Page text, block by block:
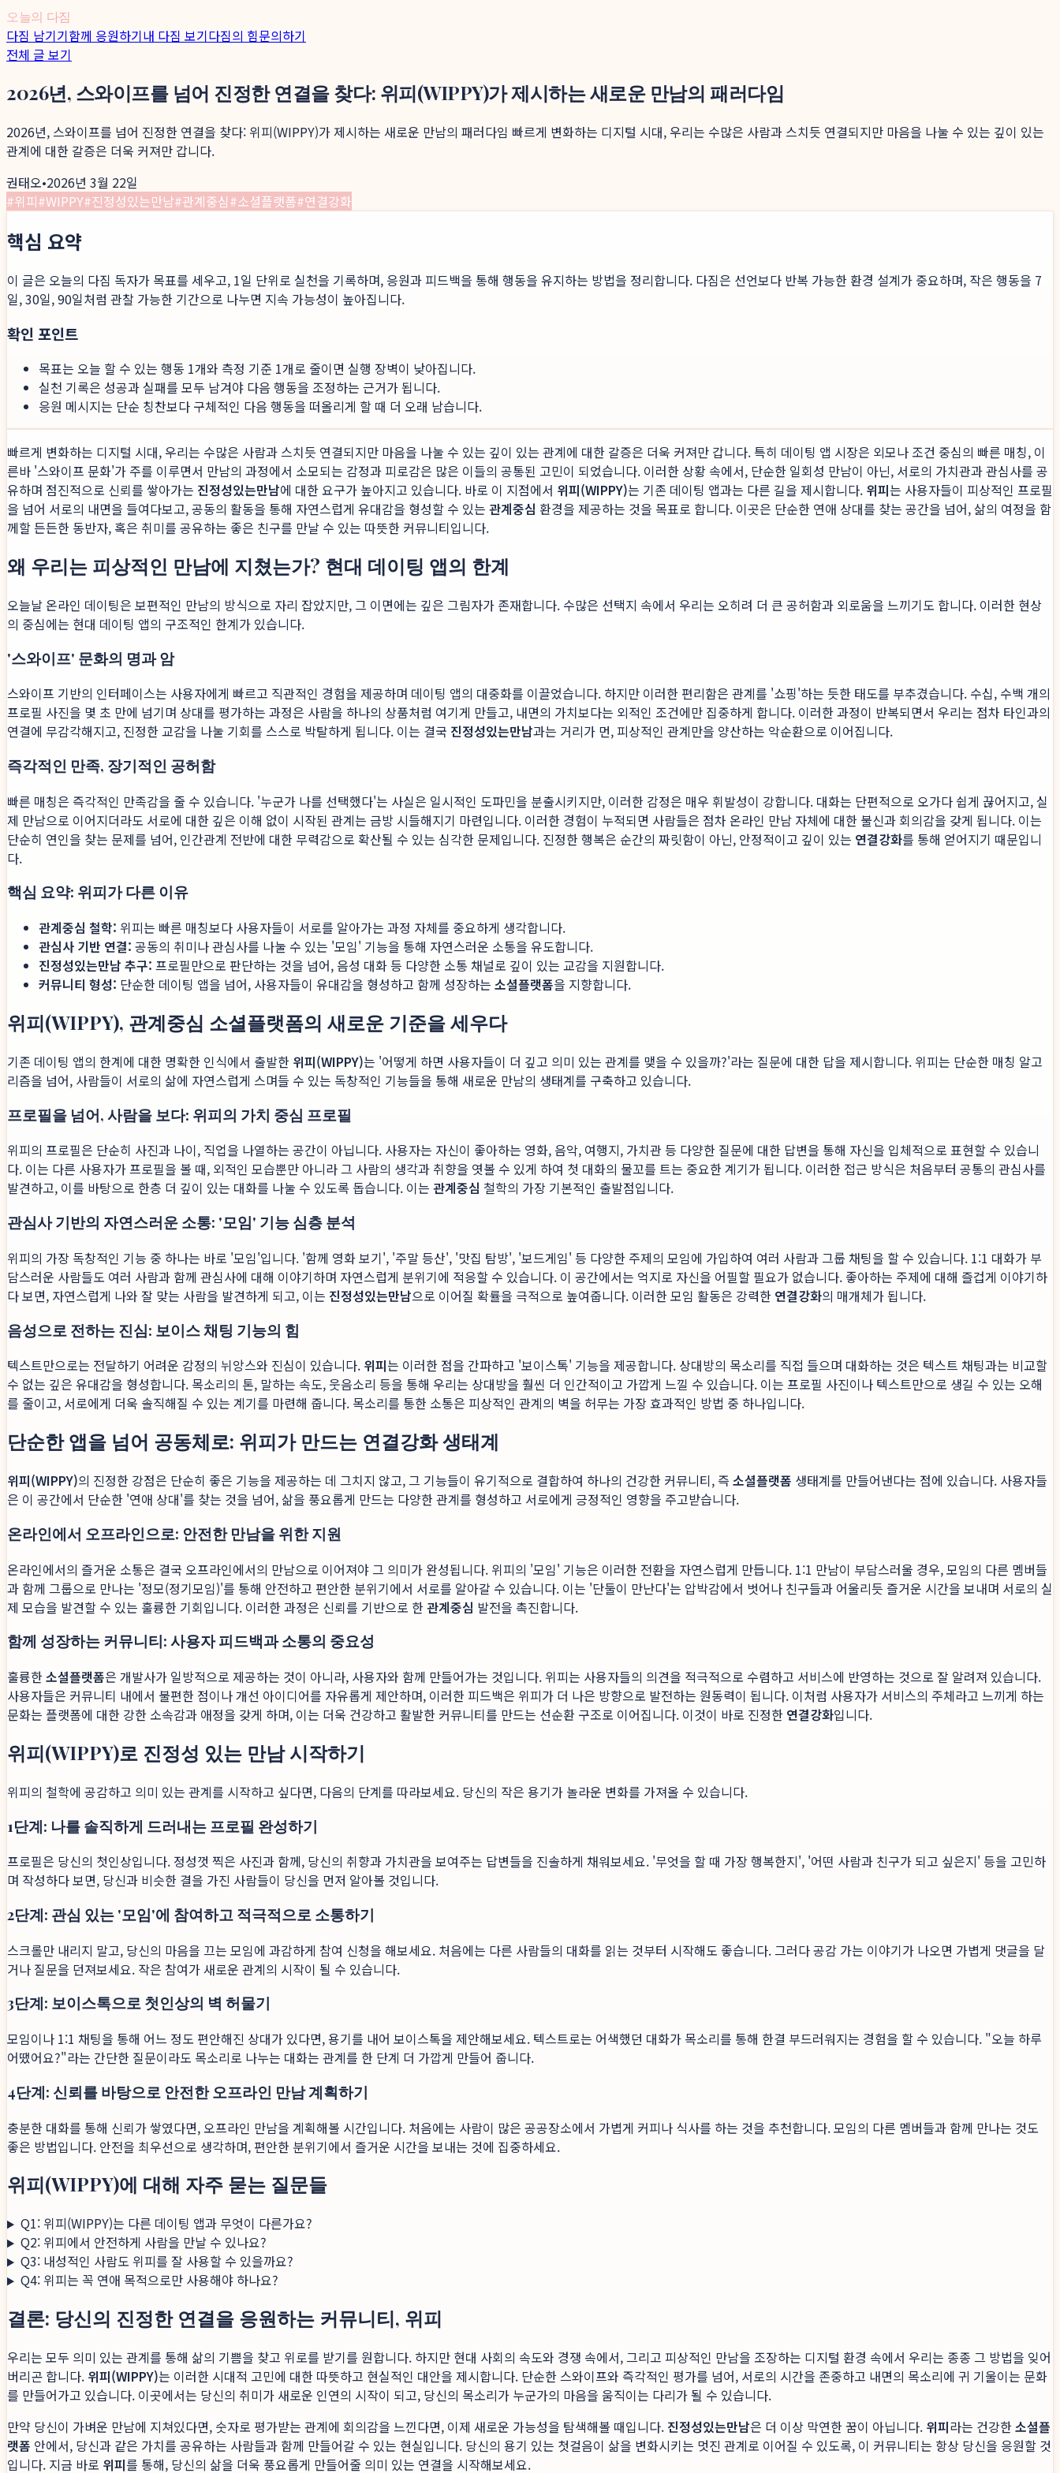
오늘의 다짐
다짐 남기기함께 응원하기내 다짐 보기다짐의 힘문의하기
전체 글 보기
2026년, 스와이프를 넘어 진정한 연결을 찾다: 위피(WIPPY)가 제시하는 새로운 만남의 패러다임
2026년, 스와이프를 넘어 진정한 연결을 찾다: 위피(WIPPY)가 제시하는 새로운 만남의 패러다임 빠르게 변화하는 디지털 시대, 우리는 수많은 사람과 스치듯 연결되지만 마음을 나눌 수 있는 깊이 있는
관계에 대한 갈증은 더욱 커져만 갑니다.
권태오•2026년 3월 22일
#위피#WIPPY#진정성있는만남#관계중심#소셜플랫폼#연결강화
핵심 요약
이 글은 오늘의 다짐 독자가 목표를 세우고, 1일 단위로 실천을 기록하며, 응원과 피드백을 통해 행동을 유지하는 방법을 정리합니다. 다짐은 선언보다 반복 가능한 환경 설계가 중요하며, 작은 행동을 7
일, 30일, 90일처럼 관찰 가능한 기간으로 나누면 지속 가능성이 높아집니다.
확인 포인트
목표는 오늘 할 수 있는 행동 1개와 측정 기준 1개로 줄이면 실행 장벽이 낮아집니다.
실천 기록은 성공과 실패를 모두 남겨야 다음 행동을 조정하는 근거가 됩니다.
응원 메시지는 단순 칭찬보다 구체적인 다음 행동을 떠올리게 할 때 더 오래 남습니다.
빠르게 변화하는 디지털 시대, 우리는 수많은 사람과 스치듯 연결되지만 마음을 나눌 수 있는 깊이 있는 관계에 대한 갈증은 더욱 커져만 갑니다. 특히 데이팅 앱 시장은 외모나 조건 중심의 빠른 매칭, 이
른바 '스와이프 문화'가 주를 이루면서 만남의 과정에서 소모되는 감정과 피로감은 많은 이들의 공통된 고민이 되었습니다. 이러한 상황 속에서, 단순한 일회성 만남이 아닌, 서로의 가치관과 관심사를 공
유하며 점진적으로 신뢰를 쌓아가는 진정성있는만남에 대한 요구가 높아지고 있습니다. 바로 이 지점에서 위피(WIPPY)는 기존 데이팅 앱과는 다른 길을 제시합니다. 위피는 사용자들이 피상적인 프로필
을 넘어 서로의 내면을 들여다보고, 공동의 활동을 통해 자연스럽게 유대감을 형성할 수 있는 관계중심 환경을 제공하는 것을 목표로 합니다. 이곳은 단순한 연애 상대를 찾는 공간을 넘어, 삶의 여정을 함
께할 든든한 동반자, 혹은 취미를 공유하는 좋은 친구를 만날 수 있는 따뜻한 커뮤니티입니다.
왜 우리는 피상적인 만남에 지쳤는가? 현대 데이팅 앱의 한계
오늘날 온라인 데이팅은 보편적인 만남의 방식으로 자리 잡았지만, 그 이면에는 깊은 그림자가 존재합니다. 수많은 선택지 속에서 우리는 오히려 더 큰 공허함과 외로움을 느끼기도 합니다. 이러한 현상
의 중심에는 현대 데이팅 앱의 구조적인 한계가 있습니다.
'스와이프' 문화의 명과 암
스와이프 기반의 인터페이스는 사용자에게 빠르고 직관적인 경험을 제공하며 데이팅 앱의 대중화를 이끌었습니다. 하지만 이러한 편리함은 관계를 '쇼핑'하는 듯한 태도를 부추겼습니다. 수십, 수백 개의
프로필 사진을 몇 초 만에 넘기며 상대를 평가하는 과정은 사람을 하나의 상품처럼 여기게 만들고, 내면의 가치보다는 외적인 조건에만 집중하게 합니다. 이러한 과정이 반복되면서 우리는 점차 타인과의
연결에 무감각해지고, 진정한 교감을 나눌 기회를 스스로 박탈하게 됩니다. 이는 결국 진정성있는만남과는 거리가 먼, 피상적인 관계만을 양산하는 악순환으로 이어집니다.
즉각적인 만족, 장기적인 공허함
빠른 매칭은 즉각적인 만족감을 줄 수 있습니다. '누군가 나를 선택했다'는 사실은 일시적인 도파민을 분출시키지만, 이러한 감정은 매우 휘발성이 강합니다. 대화는 단편적으로 오가다 쉽게 끊어지고, 실
제 만남으로 이어지더라도 서로에 대한 깊은 이해 없이 시작된 관계는 금방 시들해지기 마련입니다. 이러한 경험이 누적되면 사람들은 점차 온라인 만남 자체에 대한 불신과 회의감을 갖게 됩니다. 이는
단순히 연인을 찾는 문제를 넘어, 인간관계 전반에 대한 무력감으로 확산될 수 있는 심각한 문제입니다. 진정한 행복은 순간의 짜릿함이 아닌, 안정적이고 깊이 있는 연결강화를 통해 얻어지기 때문입니
다.
핵심 요약: 위피가 다른 이유
관계중심 철학: 위피는 빠른 매칭보다 사용자들이 서로를 알아가는 과정 자체를 중요하게 생각합니다.
관심사 기반 연결: 공동의 취미나 관심사를 나눌 수 있는 '모임' 기능을 통해 자연스러운 소통을 유도합니다.
진정성있는만남 추구: 프로필만으로 판단하는 것을 넘어, 음성 대화 등 다양한 소통 채널로 깊이 있는 교감을 지원합니다.
커뮤니티 형성: 단순한 데이팅 앱을 넘어, 사용자들이 유대감을 형성하고 함께 성장하는 소셜플랫폼을 지향합니다.
위피(WIPPY), 관계중심 소셜플랫폼의 새로운 기준을 세우다
기존 데이팅 앱의 한계에 대한 명확한 인식에서 출발한 위피(WIPPY)는 '어떻게 하면 사용자들이 더 깊고 의미 있는 관계를 맺을 수 있을까?'라는 질문에 대한 답을 제시합니다. 위피는 단순한 매칭 알고
리즘을 넘어, 사람들이 서로의 삶에 자연스럽게 스며들 수 있는 독창적인 기능들을 통해 새로운 만남의 생태계를 구축하고 있습니다.
프로필을 넘어, 사람을 보다: 위피의 가치 중심 프로필
위피의 프로필은 단순히 사진과 나이, 직업을 나열하는 공간이 아닙니다. 사용자는 자신이 좋아하는 영화, 음악, 여행지, 가치관 등 다양한 질문에 대한 답변을 통해 자신을 입체적으로 표현할 수 있습니
다. 이는 다른 사용자가 프로필을 볼 때, 외적인 모습뿐만 아니라 그 사람의 생각과 취향을 엿볼 수 있게 하여 첫 대화의 물꼬를 트는 중요한 계기가 됩니다. 이러한 접근 방식은 처음부터 공통의 관심사를
발견하고, 이를 바탕으로 한층 더 깊이 있는 대화를 나눌 수 있도록 돕습니다. 이는 관계중심 철학의 가장 기본적인 출발점입니다.
관심사 기반의 자연스러운 소통: '모임' 기능 심층 분석
위피의 가장 독창적인 기능 중 하나는 바로 '모임'입니다. '함께 영화 보기', '주말 등산', '맛집 탐방', '보드게임' 등 다양한 주제의 모임에 가입하여 여러 사람과 그룹 채팅을 할 수 있습니다. 1:1 대화가 부
담스러운 사람들도 여러 사람과 함께 관심사에 대해 이야기하며 자연스럽게 분위기에 적응할 수 있습니다. 이 공간에서는 억지로 자신을 어필할 필요가 없습니다. 좋아하는 주제에 대해 즐겁게 이야기하
다 보면, 자연스럽게 나와 잘 맞는 사람을 발견하게 되고, 이는 진정성있는만남으로 이어질 확률을 극적으로 높여줍니다. 이러한 모임 활동은 강력한 연결강화의 매개체가 됩니다.
음성으로 전하는 진심: 보이스 채팅 기능의 힘
텍스트만으로는 전달하기 어려운 감정의 뉘앙스와 진심이 있습니다. 위피는 이러한 점을 간파하고 '보이스톡' 기능을 제공합니다. 상대방의 목소리를 직접 들으며 대화하는 것은 텍스트 채팅과는 비교할
수 없는 깊은 유대감을 형성합니다. 목소리의 톤, 말하는 속도, 웃음소리 등을 통해 우리는 상대방을 훨씬 더 인간적이고 가깝게 느낄 수 있습니다. 이는 프로필 사진이나 텍스트만으로 생길 수 있는 오해
를 줄이고, 서로에게 더욱 솔직해질 수 있는 계기를 마련해 줍니다. 목소리를 통한 소통은 피상적인 관계의 벽을 허무는 가장 효과적인 방법 중 하나입니다.
단순한 앱을 넘어 공동체로: 위피가 만드는 연결강화 생태계
위피(WIPPY)의 진정한 강점은 단순히 좋은 기능을 제공하는 데 그치지 않고, 그 기능들이 유기적으로 결합하여 하나의 건강한 커뮤니티, 즉 소셜플랫폼 생태계를 만들어낸다는 점에 있습니다. 사용자들
은 이 공간에서 단순한 '연애 상대'를 찾는 것을 넘어, 삶을 풍요롭게 만드는 다양한 관계를 형성하고 서로에게 긍정적인 영향을 주고받습니다.
온라인에서 오프라인으로: 안전한 만남을 위한 지원
온라인에서의 즐거운 소통은 결국 오프라인에서의 만남으로 이어져야 그 의미가 완성됩니다. 위피의 '모임' 기능은 이러한 전환을 자연스럽게 만듭니다. 1:1 만남이 부담스러울 경우, 모임의 다른 멤버들
과 함께 그룹으로 만나는 '정모(정기모임)'를 통해 안전하고 편안한 분위기에서 서로를 알아갈 수 있습니다. 이는 '단둘이 만난다'는 압박감에서 벗어나 친구들과 어울리듯 즐거운 시간을 보내며 서로의 실
제 모습을 발견할 수 있는 훌륭한 기회입니다. 이러한 과정은 신뢰를 기반으로 한관계중심 발전을 촉진합니다.
함께 성장하는 커뮤니티: 사용자 피드백과 소통의 중요성
훌륭한소셜플랫폼은 개발사가 일방적으로 제공하는 것이 아니라, 사용자와 함께 만들어가는 것입니다. 위피는 사용자들의 의견을 적극적으로 수렴하고 서비스에 반영하는 것으로 잘 알려져 있습니다.
사용자들은 커뮤니티 내에서 불편한 점이나 개선 아이디어를 자유롭게 제안하며, 이러한 피드백은 위피가 더 나은 방향으로 발전하는 원동력이 됩니다. 이처럼 사용자가 서비스의 주체라고 느끼게 하는
문화는 플랫폼에 대한 강한 소속감과 애정을 갖게 하며, 이는 더욱 건강하고 활발한 커뮤니티를 만드는 선순환 구조로 이어집니다. 이것이 바로 진정한 연결강화입니다.
위피(WIPPY)로 진정성 있는 만남 시작하기
위피의 철학에 공감하고 의미 있는 관계를 시작하고 싶다면, 다음의 단계를 따라보세요. 당신의 작은 용기가 놀라운 변화를 가져올 수 있습니다.
1단계: 나를 솔직하게 드러내는 프로필 완성하기
프로필은 당신의 첫인상입니다. 정성껏 찍은 사진과 함께, 당신의 취향과 가치관을 보여주는 답변들을 진솔하게 채워보세요. '무엇을 할 때 가장 행복한지', '어떤 사람과 친구가 되고 싶은지' 등을 고민하
며 작성하다 보면, 당신과 비슷한 결을 가진 사람들이 당신을 먼저 알아볼 것입니다.
2단계: 관심 있는 '모임'에 참여하고 적극적으로 소통하기
스크롤만 내리지 말고, 당신의 마음을 끄는 모임에 과감하게 참여 신청을 해보세요. 처음에는 다른 사람들의 대화를 읽는 것부터 시작해도 좋습니다. 그러다 공감 가는 이야기가 나오면 가볍게 댓글을 달
거나 질문을 던져보세요. 작은 참여가 새로운 관계의 시작이 될 수 있습니다.
3단계: 보이스톡으로 첫인상의 벽 허물기
모임이나 1:1 채팅을 통해 어느 정도 편안해진 상대가 있다면, 용기를 내어 보이스톡을 제안해보세요. 텍스트로는 어색했던 대화가 목소리를 통해 한결 부드러워지는 경험을 할 수 있습니다. "오늘 하루
어땠어요?"라는 간단한 질문이라도 목소리로 나누는 대화는 관계를 한 단계 더 가깝게 만들어 줍니다.
4단계: 신뢰를 바탕으로 안전한 오프라인 만남 계획하기
충분한 대화를 통해 신뢰가 쌓였다면, 오프라인 만남을 계획해볼 시간입니다. 처음에는 사람이 많은 공공장소에서 가볍게 커피나 식사를 하는 것을 추천합니다. 모임의 다른 멤버들과 함께 만나는 것도
좋은 방법입니다. 안전을 최우선으로 생각하며, 편안한 분위기에서 즐거운 시간을 보내는 것에 집중하세요.
위피(WIPPY)에 대해 자주 묻는 질문들
Q1: 위피(WIPPY)는 다른 데이팅 앱과 무엇이 다른가요?
Q2: 위피에서 안전하게 사람을 만날 수 있나요?
Q3: 내성적인 사람도 위피를 잘 사용할 수 있을까요?
Q4: 위피는 꼭 연애 목적으로만 사용해야 하나요?
결론: 당신의 진정한 연결을 응원하는 커뮤니티, 위피
우리는 모두 의미 있는 관계를 통해 삶의 기쁨을 찾고 위로를 받기를 원합니다. 하지만 현대 사회의 속도와 경쟁 속에서, 그리고 피상적인 만남을 조장하는 디지털 환경 속에서 우리는 종종 그 방법을 잊어
버리곤 합니다. 위피(WIPPY)는 이러한 시대적 고민에 대한 따뜻하고 현실적인 대안을 제시합니다. 단순한 스와이프와 즉각적인 평가를 넘어, 서로의 시간을 존중하고 내면의 목소리에 귀 기울이는 문화
를 만들어가고 있습니다. 이곳에서는 당신의 취미가 새로운 인연의 시작이 되고, 당신의 목소리가 누군가의 마음을 움직이는 다리가 될 수 있습니다.
만약 당신이 가벼운 만남에 지쳐있다면, 숫자로 평가받는 관계에 회의감을 느낀다면, 이제 새로운 가능성을 탐색해볼 때입니다. 진정성있는만남은 더 이상 막연한 꿈이 아닙니다. 위피라는 건강한소셜플
랫폼 안에서, 당신과 같은 가치를 공유하는 사람들과 함께 만들어갈 수 있는 현실입니다. 당신의 용기 있는 첫걸음이 삶을 변화시키는 멋진 관계로 이어질 수 있도록, 이 커뮤니티는 항상 당신을 응원할 것
입니다. 지금 바로 위피를 통해, 당신의 삶을 더욱 풍요롭게 만들어줄 의미 있는 연결을 시작해보세요.